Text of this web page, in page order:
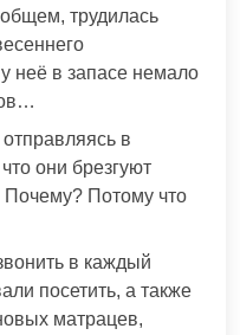
трудилась
неё в запасе немало
в
они брезгуют
Потому что
в каждый
посетить, а также
матрацев,